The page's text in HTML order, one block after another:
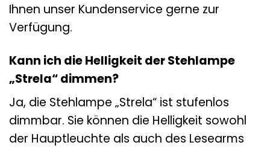
Ihnen unser Kundenservice gerne zur
Verfügung.
Kann ich die Helligkeit der Stehlampe
„Strela“ dimmen?
Ja, die Stehlampe „Strela“ ist stufenlos
dimmbar. Sie können die Helligkeit sowohl
der Hauptleuchte als auch des Lesearms